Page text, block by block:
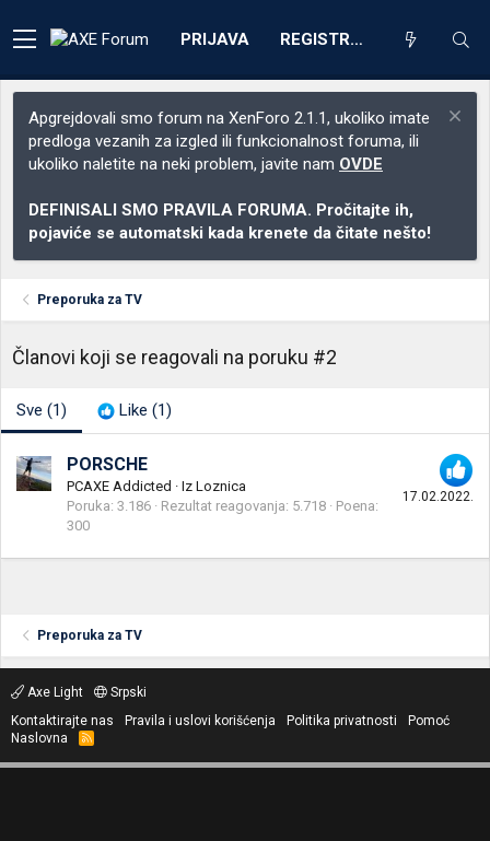
PRIJAVA REGISTRACIJA
Apgrejdovali smo forum na XenForo 2.1.1, ukoliko imate
predloga vezanih za izgled ili funkcionalnost foruma, ili
ukoliko naletite na neki problem, javite nam OVDE
DEFINISALI SMO PRAVILA FORUMA. Pročitajte ih,
pojaviće se automatski kada krenete da čitate nešto!
Preporuka za TV
Članovi koji se reagovali na poruku #2
Sve (1) Like (1)
17.02.2022.
PORSCHE
PCAXE Addicted · Iz Loznica
Poruka 3.186 Rezultat reagovanja 5.718
Poena
300
Preporuka za TV
Axe Light
Srpski
Kontaktirajte nas
Pravila i uslovi korišćenja Politika privatnosti
Pomoć
Naslovna
R
S